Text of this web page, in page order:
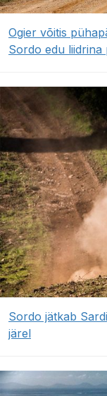
Ogier võitis
Sordo edu
Sordo jätkab
järel